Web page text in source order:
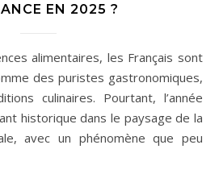
EN 2025 ?
des puristes gastronomiques,
culinaires. Pourtant, l’année
historique dans le paysage de la
avec un phénomène que peu